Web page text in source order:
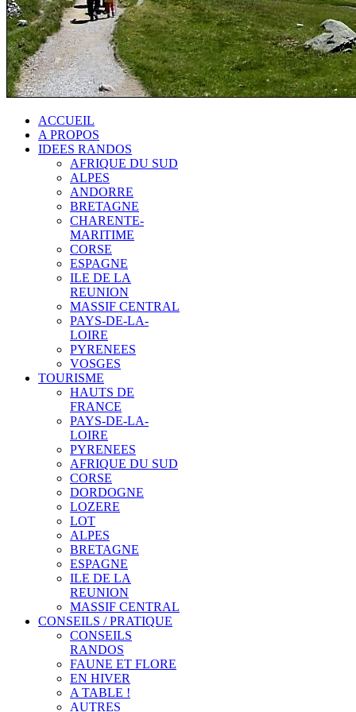
ACCUEIL
A PROPOS
IDEES RANDOS
AFRIQUE DU SUD
ALPES
ANDORRE
BRETAGNE
CHARENTE-
MARITIME
CORSE
ESPAGNE
ILE DE LA
REUNION
MASSIF CENTRAL
PAYS-DE-LA-
LOIRE
PYRENEES
VOSGES
TOURISME
HAUTS DE
FRANCE
PAYS-DE-LA-
LOIRE
PYRENEES
AFRIQUE DU SUD
CORSE
DORDOGNE
LOZERE
LOT
ALPES
BRETAGNE
ESPAGNE
ILE DE LA
REUNION
MASSIF CENTRAL
CONSEILS / PRATIQUE
CONSEILS
RANDOS
FAUNE ET FLORE
EN HIVER
A TABLE !
AUTRES